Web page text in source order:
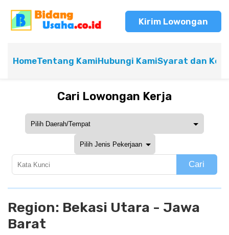
Kirim Lowongan
HomeTentang KamiHubungi KamiSyarat dan
Cari Lowongan Kerja
Cari
Region: Bekasi Utara - Jawa
Barat